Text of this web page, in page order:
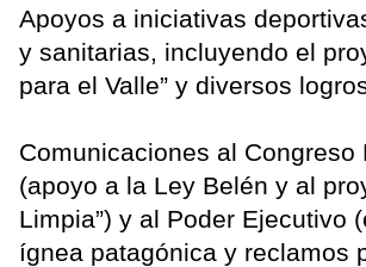
Apoyos a iniciativas
y sanitarias, incluyendo el
para el Valle” y diversos
Comunicaciones al Congreso
(apoyo a la Ley Belén y al
Limpia”) y al Poder Ejecutivo
ígnea patagónica y reclamos